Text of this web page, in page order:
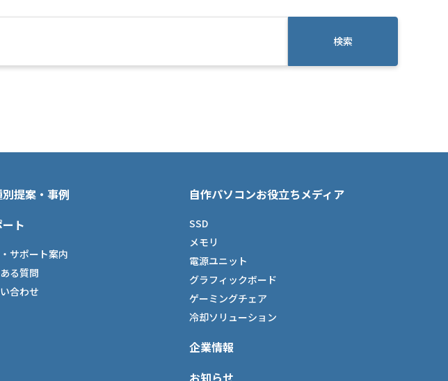
検索
提案・事例
ト
サポート案内
る質問
合わせ
自作パソコンお役立ちメディア
SSD
メモリ
電源ユニット
グラフィックボード
ゲーミングチェア
冷却ソリューション
企業情報
お知らせ